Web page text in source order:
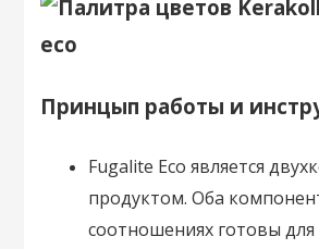
Принцып работы и
Fugalite Eco является
продуктом. Оба
соотношениях готовы